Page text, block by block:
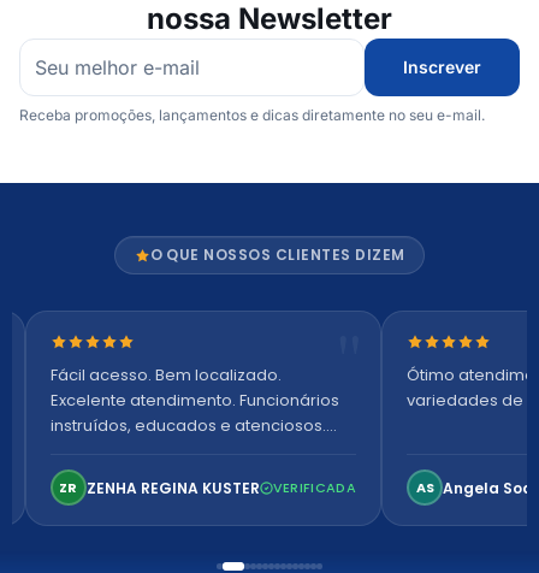
nossa Newsletter
Inscrever
Receba promoções, lançamentos e dicas diretamente no seu e-mail.
O QUE NOSSOS CLIENTES DIZEM
Nota 5 de 5 estrelas
Fácil acesso. Bem localizado.
Excelente atendimento. Funcionários
instruídos, educados e atenciosos.
confortável. Perfeito!
ZR ZENHA REGINA KUSTER VERIFICADA
Nota 5 de 5
Ótimo
variedades de
AS Angela